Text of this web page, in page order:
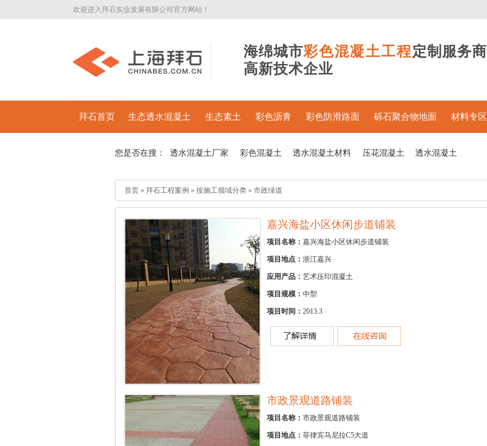
欢迎进入拜石实业发展有限公司官方网站！
海绵城市彩色混凝土工程定制服务商
高新技术企业
拜石首页 生态透水混凝土 生态素土 彩色沥青 彩色防滑路面 砾石聚合物地面 材料专区
您是否在搜： 透水混凝土厂家 彩色混凝土 透水混凝土材料 压花混凝土 透水混凝土
首页 » 拜石工程案例 » 按施工领域分类 » 市政绿道
嘉兴海盐小区休闲步道铺装
项目名称： 嘉兴海盐小区休闲步道铺装
项目地点： 浙江嘉兴
应用产品： 艺术压印混凝土
项目规模： 中型
项目时间： 2013.3
市政景观道路铺装
项目名称： 市政景观道路铺装
项目地点： 菲律宾马尼拉C5大道